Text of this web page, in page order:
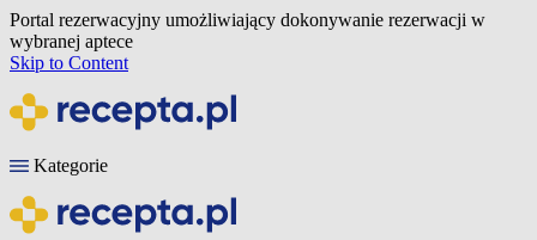
Portal rezerwacyjny umożliwiający dokonywanie rezerwacji w
wybranej aptece
Skip to Content
Kategorie